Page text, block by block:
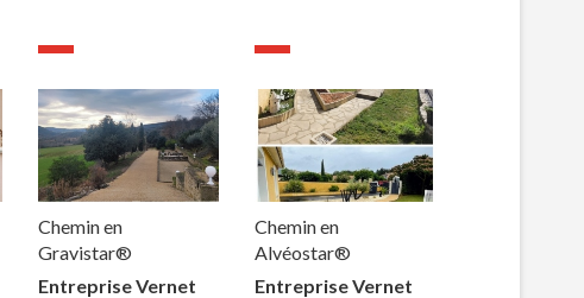
Chemin en
Gravistar®
Entreprise Vernet
Chemin en
Alvéostar®
Entreprise Vernet